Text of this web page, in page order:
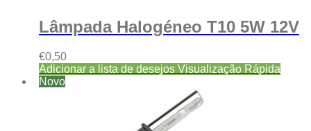
Lâmpada Halogéneo T10 5W 12V
€0,50
Adicionar a lista de desejos Visualização Rápida
Novo